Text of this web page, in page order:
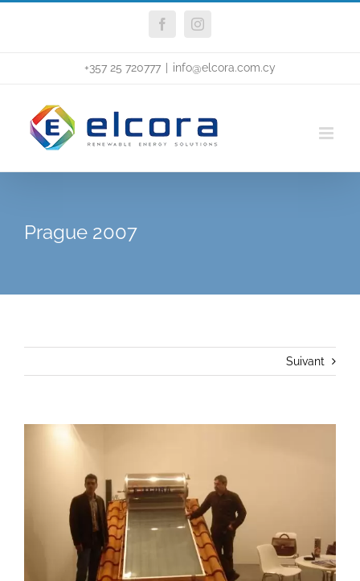
FacebookInstagram
+357 25 720777 info@elcora.com.cy
Prague 2007
Suivant